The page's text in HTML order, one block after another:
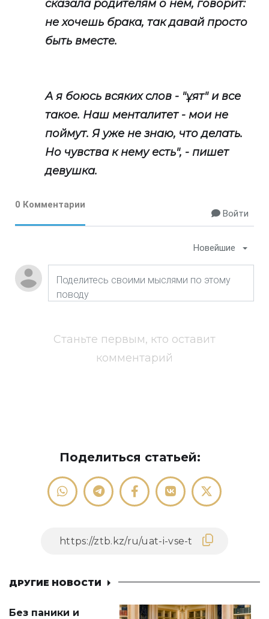
сказала родителям о нем, говорит:
не хочешь брака, так давай просто
быть вместе.
А я боюсь всяких слов - "ұят" и все
такое. Наш менталитет - мои не
поймут. Я уже не знаю, что делать.
Но чувства к нему есть", - пишет
девушка.
0 Комментарии
Войти
Новейшие
Станьте первым, кто оставит
комментарий
Поделиться статьей:
ДРУГИЕ НОВОСТИ
Без паники и